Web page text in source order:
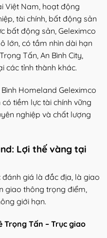
Việt Nam, hoạt động
tài chính, bất động sản
bất động sản, Geleximco
lớn, có tầm nhìn dài hạn
Tấn, An Bình City,
các tỉnh thành khác.
Bình Homeland Geleximco
tiềm lực tài chính vững
nghiệp và chất lượng
Lợi thế vàng tại
giá là đắc địa, là giao
giao thông trọng điểm,
giới hạn.
Trọng Tấn – Trục giao